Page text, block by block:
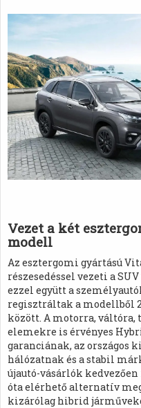
Vezet a két
modell
Az esztergomi gyártású
részesedéssel vezeti a
ezzel együtt a
regisztráltak a modellből
között. A motorra,
elemekre is érvényes
garanciának, az országos
hálózatnak és a stabil
újautó-vásárlók kedvezően
óta elérhető alternatív
kizárólag hibrid